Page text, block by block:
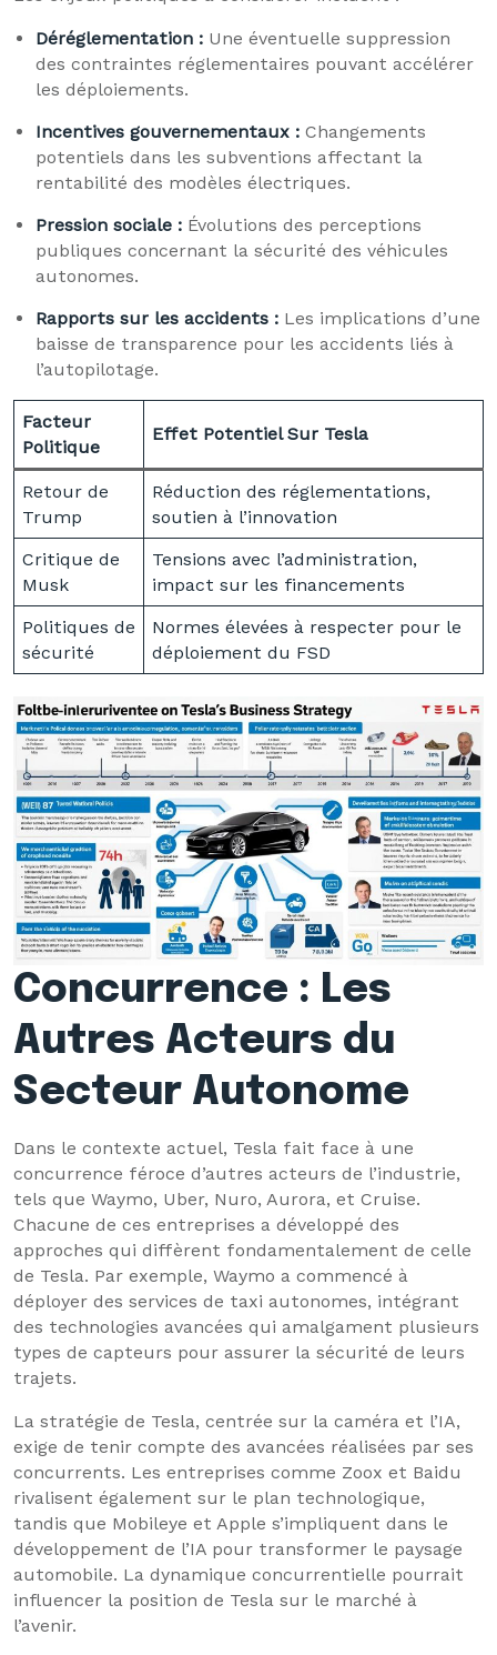
Déréglementation : Une éventuelle suppression
des contraintes réglementaires pouvant accélérer
les déploiements.
Incentives gouvernementaux : Changements
potentiels dans les subventions affectant la
rentabilité des modèles électriques.
Pression sociale : Évolutions des perceptions
publiques concernant la sécurité des véhicules
autonomes.
Rapports sur les accidents : Les implications d’une
baisse de transparence pour les accidents liés à
l’autopilotage.
Facteur
Politique
Effet Potentiel Sur Tesla
Retour de
Trump
Réduction des réglementations,
soutien à l’innovation
Critique de
Musk
Tensions avec l’administration,
impact sur les financements
Politiques de
sécurité
Normes élevées à respecter pour le
déploiement du FSD
Concurrence : Les
Autres Acteurs du
Secteur Autonome
Dans le contexte actuel, Tesla fait face à une
concurrence féroce d’autres acteurs de l’industrie,
tels que Waymo, Uber, Nuro, Aurora, et Cruise.
Chacune de ces entreprises a développé des
approches qui diffèrent fondamentalement de celle
de Tesla. Par exemple, Waymo a commencé à
déployer des services de taxi autonomes, intégrant
des technologies avancées qui amalgament plusieurs
types de capteurs pour assurer la sécurité de leurs
trajets.
La stratégie de Tesla, centrée sur la caméra et l’IA,
exige de tenir compte des avancées réalisées par ses
concurrents. Les entreprises comme Zoox et Baidu
rivalisent également sur le plan technologique,
tandis que Mobileye et Apple s’impliquent dans le
développement de l’IA pour transformer le paysage
automobile. La dynamique concurrentielle pourrait
influencer la position de Tesla sur le marché à
l’avenir.